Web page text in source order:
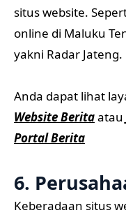
situs website.
online di Maluku
yakni Radar Jateng.
Anda dapat lihat
Website Beritaatau
Portal Berita
6.
Keberadaan situs